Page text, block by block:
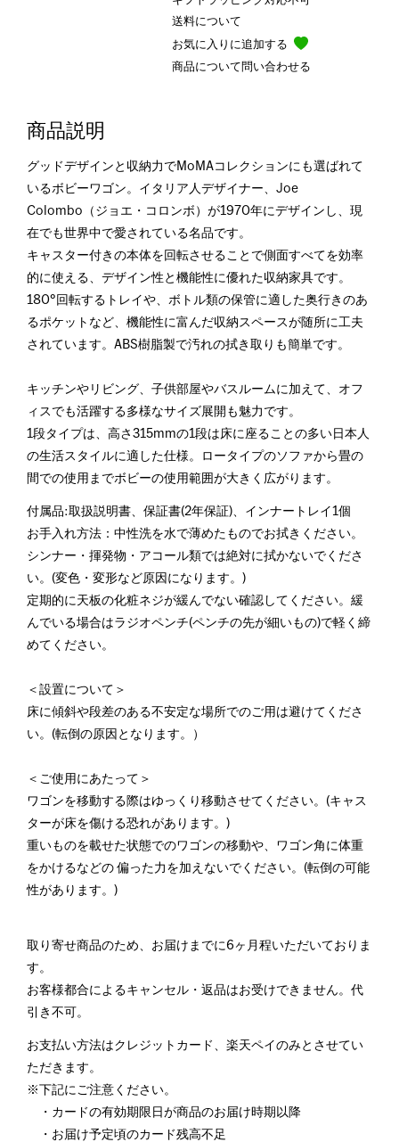
送料について
お気に入りに追加する
商品について問い合わせる
商品説明
グッドデザインと収納力でMoMAコレクションにも選ばれて
いるボビーワゴン。イタリア人デザイナー、Joe
Colombo（ジョエ・コロンボ）が1970年にデザインし、現
在でも世界中で愛されている名品です。
キャスター付きの本体を回転させることで側面すべてを効率
的に使える、デザイン性と機能性に優れた収納家具です。
180°回転するトレイや、ボトル類の保管に適した奥行きのあ
るポケットなど、機能性に富んだ収納スペースが随所に工夫
されています。ABS樹脂製で汚れの拭き取りも簡単です。
キッチンやリビング、子供部屋やバスルームに加えて、オフ
ィスでも活躍する多様なサイズ展開も魅力です。
1段タイプは、高さ315mmの1段は床に座ることの多い日本人
の生活スタイルに適した仕様。ロータイプのソファから畳の
間での使用までボビーの使用範囲が大きく広がります。
付属品:取扱説明書、保証書(2年保証)、インナートレイ1個
お手入れ方法：中性洗を水で薄めたものでお拭きください。
シンナー・揮発物・アコール類では絶対に拭かないでくださ
い。(変色・変形など原因になります。)
定期的に天板の化粧ネジが緩んでない確認してください。緩
んでいる場合はラジオペンチ(ペンチの先が細いもの)で軽く締
めてください。
＜設置について＞
床に傾斜や段差のある不安定な場所でのご用は避けてくださ
い。(転倒の原因となります。）
＜ご使用にあたって＞
ワゴンを移動する際はゆっくり移動させてください。(キャス
ターが床を傷ける恐れがあります。)
重いものを載せた状態でのワゴンの移動や、ワゴン角に体重
をかけるなどの 偏った力を加えないでください。(転倒の可能
性があります。)
取り寄せ商品のため、お届けまでに6ヶ月程いただいておりま
す。
お客様都合によるキャンセル・返品はお受けできません。代
引き不可。
お支払い方法はクレジットカード、楽天ペイのみとさせてい
ただきます。
※下記にご注意ください。
・カードの有効期限日が商品のお届け時期以降
・お届け予定頃のカード残高不足